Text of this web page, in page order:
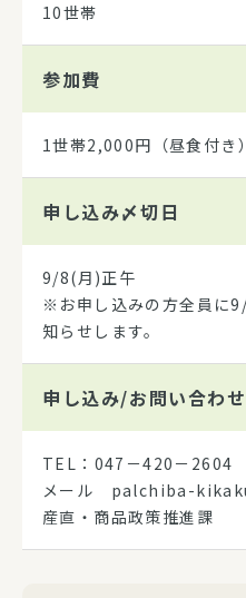
10世帯
参加費
1世帯2,000円（昼食付
申し込み〆切日
9/8(月)正午
※お申し込みの方全員に
知らせします。
申し込み/お問い合わせ
TEL：047－420－2604
メール palchiba-
産直・商品政策推進課